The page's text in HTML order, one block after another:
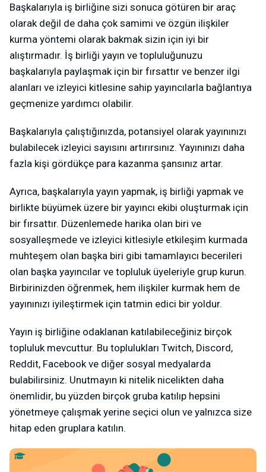
Başkalarıyla iş birliğine sizi sonuca götüren bir araç
olarak değil de daha çok samimi ve özgün ilişkiler
kurma yöntemi olarak bakmak sizin için iyi bir
alıştırmadır. İş birliği yayın ve topluluğunuzu
başkalarıyla paylaşmak için bir fırsattır ve benzer ilgi
alanları ve izleyici kitlesine sahip yayıncılarla bağlantıya
geçmenize yardımcı olabilir.
Başkalarıyla çalıştığınızda, potansiyel olarak yayınınızı
bulabilecek izleyici sayısını artırırsınız. Yayınınızı daha
fazla kişi gördükçe para kazanma şansınız artar.
Ayrıca, başkalarıyla yayın yapmak, iş birliği yapmak ve
birlikte büyümek üzere bir yayıncı ekibi oluşturmak için
bir fırsattır. Düzenlemede harika olan biri ve
sosyalleşmede ve izleyici kitlesiyle etkileşim kurmada
muhteşem olan başka biri gibi tamamlayıcı becerileri
olan başka yayıncılar ve topluluk üyeleriyle grup kurun.
Birbirinizden öğrenmek, hem ilişkiler kurmak hem de
yayınınızı iyileştirmek için tatmin edici bir yoldur.
Yayın iş birliğine odaklanan katılabileceğiniz birçok
topluluk mevcuttur. Bu toplulukları Twitch, Discord,
Reddit, Facebook ve diğer sosyal medyalarda
bulabilirsiniz. Unutmayın ki nitelik nicelikten daha
önemlidir, bu yüzden birçok gruba katılıp hepsini
yönetmeye çalışmak yerine seçici olun ve yalnızca size
hitap eden gruplara katılın.